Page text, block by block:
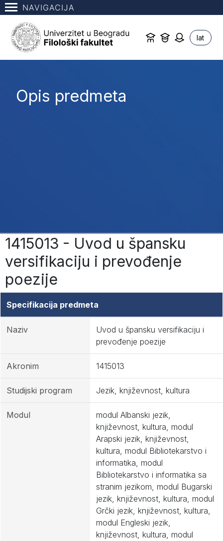
NAVIGACIJA
lat
Opis predmeta
1415013 - Uvod u špansku
versifikaciju i prevođenje
poezije
Specifikacija predmeta
Naziv
Uvod u špansku versifikaciju i
prevođenje poezije
Akronim 1415013
Studijski program Jezik, književnost, kultura
Modul
modul Albanski jezik,
književnost, kultura, modul
Arapski jezik, književnost,
kultura, modul Bibliotekarstvo i
informatika, modul
Bibliotekarstvo i informatika sa
stranim jezikom, modul Bugarski
jezik, književnost, kultura, modul
Grčki jezik, književnost, kultura,
modul Engleski jezik,
književnost, kultura, modul